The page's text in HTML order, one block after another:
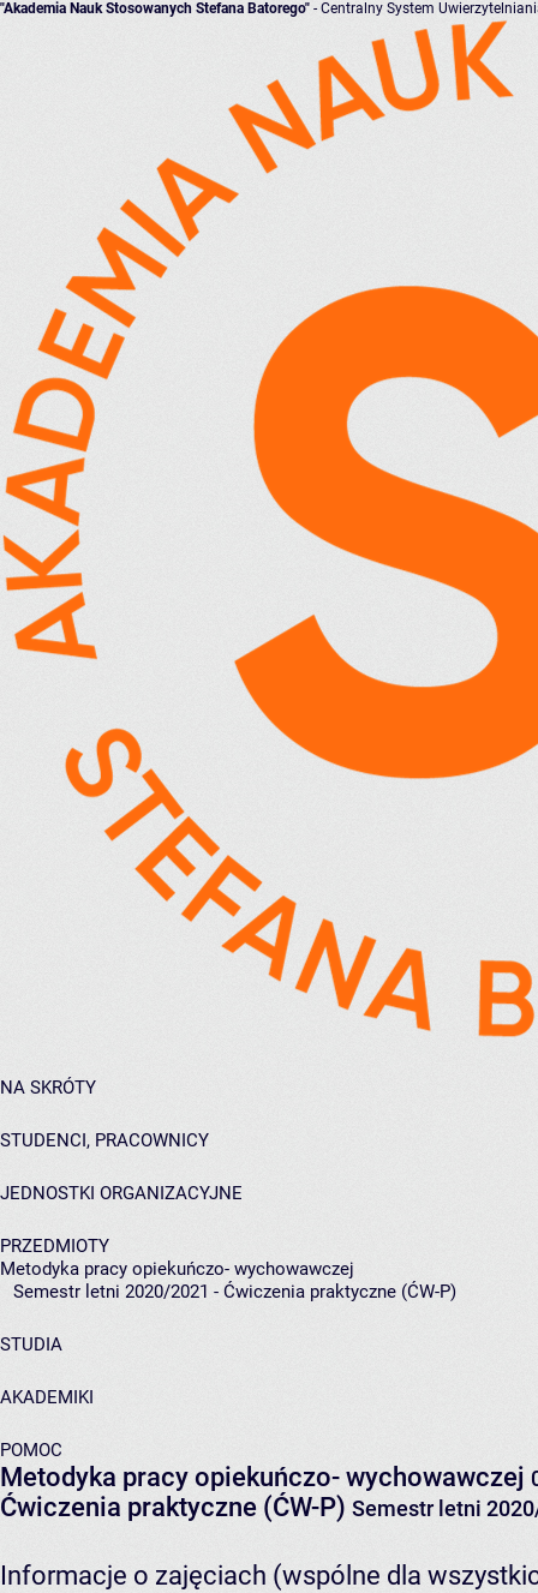
"Akademia Nauk Stosowanych Stefana Batorego" - Centralny System
NA SKRÓTY
STUDENCI, PRACOWNICY
JEDNOSTKI ORGANIZACYJNE
PRZEDMIOTY
Metodyka pracy opiekuńczo- wychowawczej
Semestr letni 2020/2021 - Ćwiczenia praktyczne (ĆW-P)
STUDIA
AKADEMIKI
POMOC
Metodyka pracy opiekuńczo- wychowawczej
Ćwiczenia praktyczne (ĆW-P) Semestr letni
Informacje o zajęciach (wspólne dla